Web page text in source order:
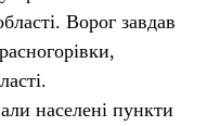
Ворог завдав
населені пункти